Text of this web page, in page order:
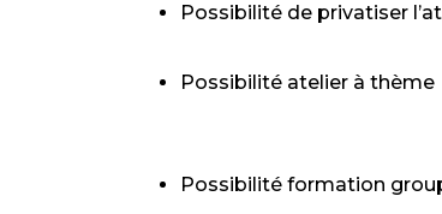
Possibilité de privatiser
Possibilité atelier à thème
Possibilité formation